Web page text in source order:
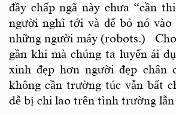
đầy chấp ngã này chưa “cần
người nghĩ tới và để bỏ nó
những người máy (robots.)
gần khi mà chúng ta luyến ái
xinh đẹp hơn người đẹp chân
không cần trường túc vẫn bất
dễ bị chi lao trên tình trường